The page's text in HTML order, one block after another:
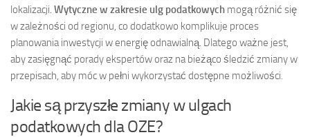
lokalizacji. Wytyczne w zakresie ulg podatkowych mogą różnić się
w zależności od regionu, co dodatkowo komplikuje proces
planowania inwestycji w energię odnawialną. Dlatego ważne jest,
aby zasięgnąć porady ekspertów oraz na bieżąco śledzić zmiany w
przepisach, aby móc w pełni wykorzystać dostępne możliwości.
Jakie są przyszłe zmiany w ulgach
podatkowych dla OZE?